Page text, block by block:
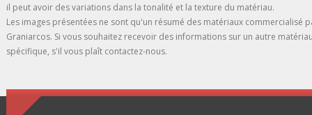
il peut avoir des variations dans la tonalité et la texture du matériau.
Les images présentées ne sont qu'un résumé des matériaux commercialisé
Graniarcos. Si vous souhaitez recevoir des informations sur un autre
spécifique, s'il vous plaît contactez-nous.